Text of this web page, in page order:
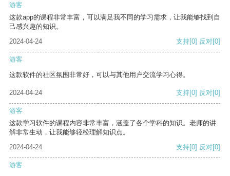
游客
这款app的课程非常丰富，可以满足我不同的学习需求，让我能够找到自
己感兴趣的知识。
2024-04-24
支持[0] 反对[0]
游客
这款软件的社区氛围非常好，可以与其他用户交流学习心得。
2024-04-24 支持[0] 反对[0]
游客
这款学习软件的课程内容非常丰富，涵盖了各个学科的知识。老师的讲
解非常生动，让我能够轻松理解知识点。
2024-04-24
支持[0] 反对[0]
游客